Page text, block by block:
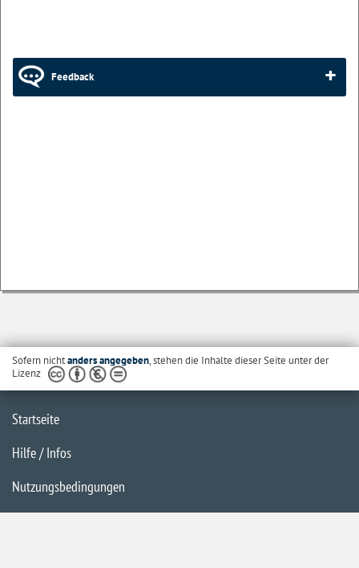
Feedback
Sofern nichtanders angegeben, stehen die Inhalte dieser Seite unter der
Lizenz
Startseite
Hilfe / Infos
Nutzungsbedingungen